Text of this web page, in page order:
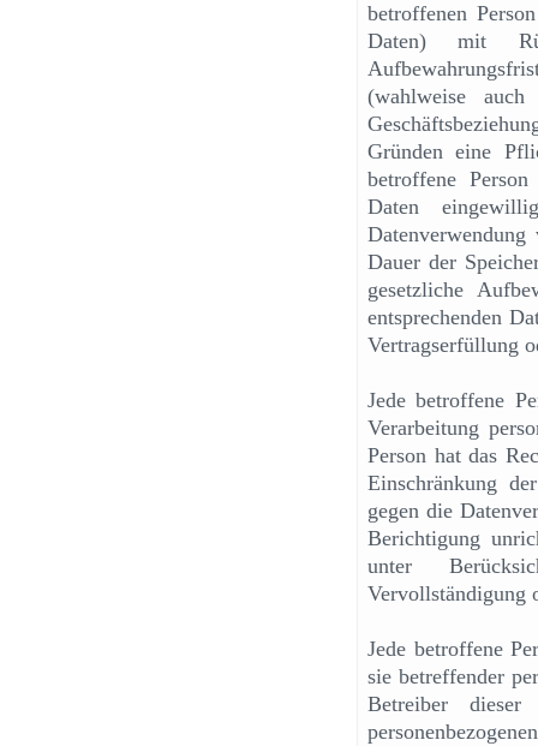
betroffenen
Daten) mit
(wahlweise
Gründen eine
betroffene
Daten
Dauer der
gesetzliche
entsprechenden
Vertragserfüllung
Jede betroffene
Verarbeitung
Person hat das
Einschränkung
gegen die
Berichtigung
unter
Vervollständigung
Jede betroffene
sie betreffender
Betreiber dieser